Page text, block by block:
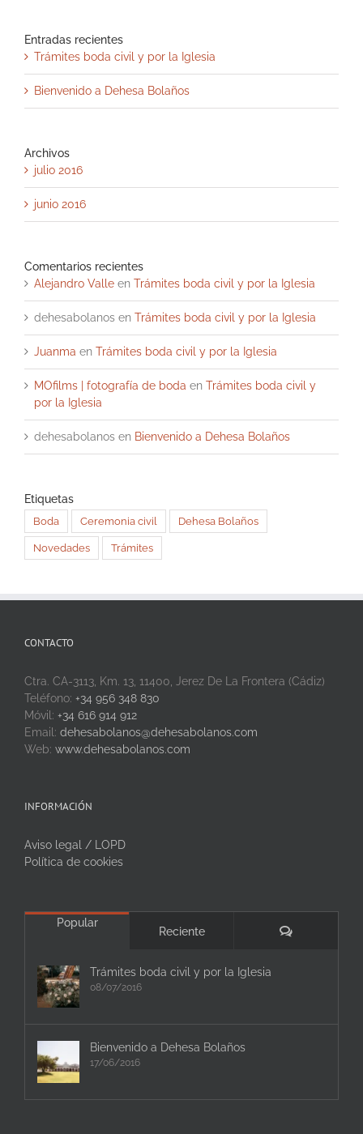
Entradas recientes
Trámites boda civil y por la Iglesia
Bienvenido a Dehesa Bolaños
Archivos
julio 2016
junio 2016
Comentarios recientes
Alejandro Valle en Trámites boda civil y por la Iglesia
dehesabolanos en Trámites boda civil y por la Iglesia
Juanma en Trámites boda civil y por la Iglesia
MOfilms | fotografía de boda en Trámites boda civil y
por la Iglesia
dehesabolanos en Bienvenido a Dehesa Bolaños
Etiquetas
Boda Ceremonia civil Dehesa Bolaños
Novedades Trámites
CONTACTO
Ctra. CA-3113, Km. 13, 11400, Jerez De La Frontera (Cádiz)
Teléfono: +34 956 348 830
Móvil: +34 616 914 912
Email: dehesabolanos@dehesabolanos.com
Web: www.dehesabolanos.com
INFORMACIÓN
Aviso legal / LOPD
Política de cookies
Popular
Reciente Comentarios
Trámites boda civil y por la Iglesia
08/07/2016
Bienvenido a Dehesa Bolaños
17/06/2016